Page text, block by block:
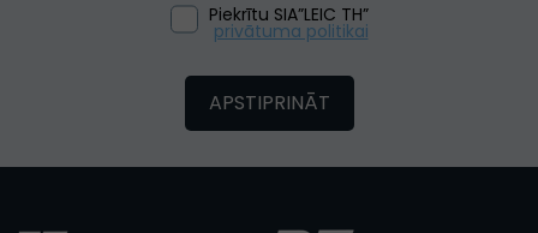
Piekrītu SIA”LEIC TH”
privātuma politikai
APSTIPRINĀT